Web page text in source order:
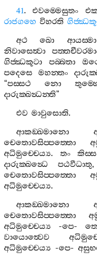
41.එවම‍්මෙසුතං
රාජගහෙ විහරති
අථ
ඛො ආයස‍්මා
නිවාසෙත්‍වා
ගිජ‍්ඣකූටා
පබ‍්බතා
පදෙසෙ
මහන‍්තං
“පස‍්සථ නො
දාරුක‍්ඛන්‍ධන‍්ති”
එව මාවුසොති.
ආකඞ‍්ඛමානො
චෙතොවසිප‍්පත‍්තො
අධිමුච‍්චෙය්‍ය. තං කිස‍්ස
දාරුක‍්ඛන්‍ධෙ
පඨවීධාතු
චෙතොවසිප‍්පත‍්තො
අධිමුච‍්චෙය්‍ය.
ආකඞ‍්ඛමානො
චෙතොවසිප‍්පත‍්තො
අධිමුච‍්චෙය්‍ය -පෙ-
වායොත්‍වෙව
අධිමුච‍්චෙය්‍ය -පෙ-